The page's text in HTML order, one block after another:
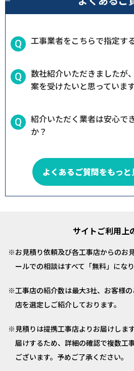
工事業者をこちらで指定す
数社紹介いただきましたが
案を受けたいと思っています
紹介いただく業者は安心で
か？
よくあるご質問をもっと
サイトご利用上
お見積り依頼及び各工事店からのお
ールでの相談はすべて「無料」になり
工事店の紹介数は最大3社、お客様
店を選定しご紹介しております。
見積りは提携工事店よりお届けしま
届けするため、詳細の確認で複数工
ございます。予めご了承ください。